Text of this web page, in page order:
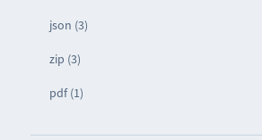
json (3)
zip (3)
pdf (1)